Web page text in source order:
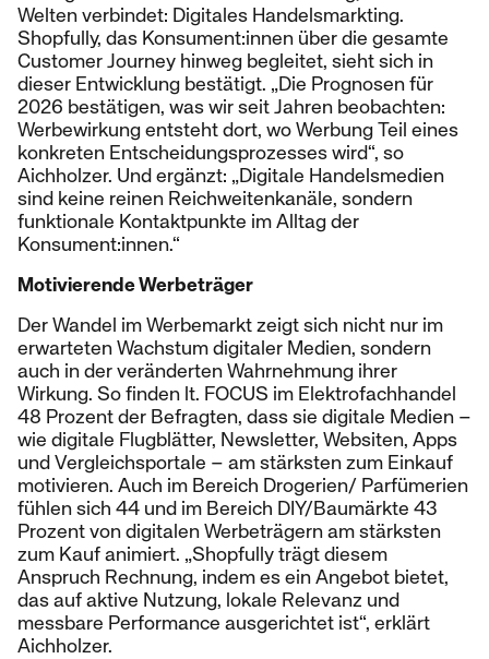
Welten verbindet: Digitales Handelsmarkting.
Shopfully, das Konsument:innen über die gesamte
Customer Journey hinweg begleitet, sieht sich in
dieser Entwicklung bestätigt. „Die Prognosen für
2026 bestätigen, was wir seit Jahren beobachten:
Werbewirkung entsteht dort, wo Werbung Teil eines
konkreten Entscheidungsprozesses wird“, so
Aichholzer. Und ergänzt: „Digitale Handelsmedien
sind keine reinen Reichweitenkanäle, sondern
funktionale Kontaktpunkte im Alltag der
Konsument:innen.“
Motivierende Werbeträger
Der Wandel im Werbemarkt zeigt sich nicht nur im
erwarteten Wachstum digitaler Medien, sondern
auch in der veränderten Wahrnehmung ihrer
Wirkung. So finden lt. FOCUS im Elektrofachhandel
48 Prozent der Befragten, dass sie digitale Medien –
wie digitale Flugblätter, Newsletter, Websiten, Apps
und Vergleichsportale – am stärksten zum Einkauf
motivieren. Auch im Bereich Drogerien/ Parfümerien
fühlen sich 44 und im Bereich DIY/Baumärkte 43
Prozent von digitalen Werbeträgern am stärksten
zum Kauf animiert. „Shopfully trägt diesem
Anspruch Rechnung, indem es ein Angebot bietet,
das auf aktive Nutzung, lokale Relevanz und
messbare Performance ausgerichtet ist“, erklärt
Aichholzer.